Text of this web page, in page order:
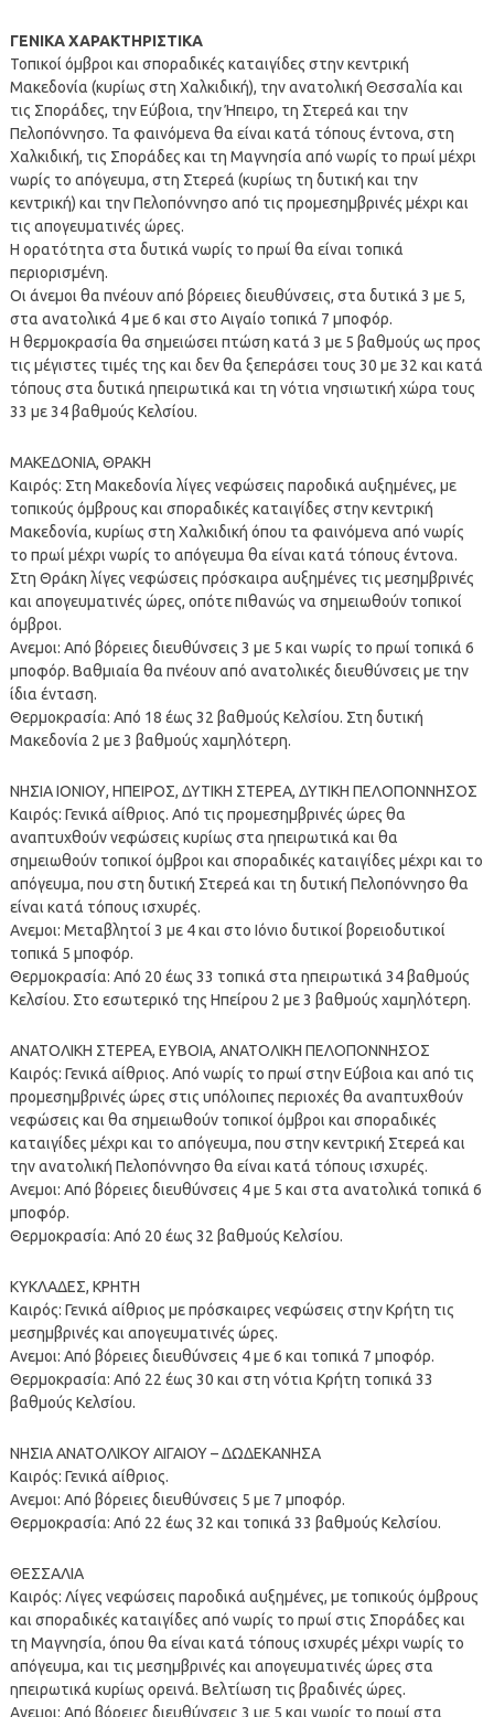
ΓΕΝΙΚΑ ΧΑΡΑΚΤΗΡΙΣΤΙΚΑ
Τοπικοί όμβροι και σποραδικές καταιγίδες στην κεντρική
Μακεδονία (κυρίως στη Χαλκιδική), την ανατολική Θεσσαλία και
τις Σποράδες, την Εύβοια, την Ήπειρο, τη Στερεά και την
Πελοπόννησο. Τα φαινόμενα θα είναι κατά τόπους έντονα, στη
Χαλκιδική, τις Σποράδες και τη Μαγνησία από νωρίς το πρωί μέχρι
νωρίς το απόγευμα, στη Στερεά (κυρίως τη δυτική και την
κεντρική) και την Πελοπόννησο από τις προμεσημβρινές μέχρι και
τις απογευματινές ώρες.
Η ορατότητα στα δυτικά νωρίς το πρωί θα είναι τοπικά
περιορισμένη.
Οι άνεμοι θα πνέουν από βόρειες διευθύνσεις, στα δυτικά 3 με 5,
στα ανατολικά 4 με 6 και στο Αιγαίο τοπικά 7 μποφόρ.
Η θερμοκρασία θα σημειώσει πτώση κατά 3 με 5 βαθμούς ως προς
τις μέγιστες τιμές της και δεν θα ξεπεράσει τους 30 με 32 και κατά
τόπους στα δυτικά ηπειρωτικά και τη νότια νησιωτική χώρα τους
33 με 34 βαθμούς Κελσίου.
ΜΑΚΕΔΟΝΙΑ, ΘΡΑΚΗ
Καιρός: Στη Μακεδονία λίγες νεφώσεις παροδικά αυξημένες, με
τοπικούς όμβρους και σποραδικές καταιγίδες στην κεντρική
Μακεδονία, κυρίως στη Χαλκιδική όπου τα φαινόμενα από νωρίς
το πρωί μέχρι νωρίς το απόγευμα θα είναι κατά τόπους έντονα.
Στη Θράκη λίγες νεφώσεις πρόσκαιρα αυξημένες τις μεσημβρινές
και απογευματινές ώρες, οπότε πιθανώς να σημειωθούν τοπικοί
όμβροι.
Ανεμοι: Από βόρειες διευθύνσεις 3 με 5 και νωρίς το πρωί τοπικά 6
μποφόρ. Βαθμιαία θα πνέουν από ανατολικές διευθύνσεις με την
ίδια ένταση.
Θερμοκρασία: Από 18 έως 32 βαθμούς Κελσίου. Στη δυτική
Μακεδονία 2 με 3 βαθμούς χαμηλότερη.
ΝΗΣΙΑ ΙΟΝΙΟΥ, ΗΠΕΙΡΟΣ, ΔΥΤΙΚΗ ΣΤΕΡΕΑ, ΔΥΤΙΚΗ ΠΕΛΟΠΟΝΝΗΣΟΣ
Καιρός: Γενικά αίθριος. Από τις προμεσημβρινές ώρες θα
αναπτυχθούν νεφώσεις κυρίως στα ηπειρωτικά και θα
σημειωθούν τοπικοί όμβροι και σποραδικές καταιγίδες μέχρι και το
απόγευμα, που στη δυτική Στερεά και τη δυτική Πελοπόννησο θα
είναι κατά τόπους ισχυρές.
Ανεμοι: Μεταβλητοί 3 με 4 και στο Ιόνιο δυτικοί βορειοδυτικοί
τοπικά 5 μποφόρ.
Θερμοκρασία: Από 20 έως 33 τοπικά στα ηπειρωτικά 34 βαθμούς
Κελσίου. Στο εσωτερικό της Ηπείρου 2 με 3 βαθμούς χαμηλότερη.
ΑΝΑΤΟΛΙΚΗ ΣΤΕΡΕΑ, ΕΥΒΟΙΑ, ΑΝΑΤΟΛΙΚΗ ΠΕΛΟΠΟΝΝΗΣΟΣ
Καιρός: Γενικά αίθριος. Από νωρίς το πρωί στην Εύβοια και από τις
προμεσημβρινές ώρες στις υπόλοιπες περιοχές θα αναπτυχθούν
νεφώσεις και θα σημειωθούν τοπικοί όμβροι και σποραδικές
καταιγίδες μέχρι και το απόγευμα, που στην κεντρική Στερεά και
την ανατολική Πελοπόννησο θα είναι κατά τόπους ισχυρές.
Ανεμοι: Από βόρειες διευθύνσεις 4 με 5 και στα ανατολικά τοπικά 6
μποφόρ.
Θερμοκρασία: Από 20 έως 32 βαθμούς Κελσίου.
ΚΥΚΛΑΔΕΣ, ΚΡΗΤΗ
Καιρός: Γενικά αίθριος με πρόσκαιρες νεφώσεις στην Κρήτη τις
μεσημβρινές και απογευματινές ώρες.
Ανεμοι: Από βόρειες διευθύνσεις 4 με 6 και τοπικά 7 μποφόρ.
Θερμοκρασία: Από 22 έως 30 και στη νότια Κρήτη τοπικά 33
βαθμούς Κελσίου.
ΝΗΣΙΑ ΑΝΑΤΟΛΙΚΟΥ ΑΙΓΑΙΟΥ – ΔΩΔΕΚΑΝΗΣΑ
Καιρός: Γενικά αίθριος.
Ανεμοι: Από βόρειες διευθύνσεις 5 με 7 μποφόρ.
Θερμοκρασία: Από 22 έως 32 και τοπικά 33 βαθμούς Κελσίου.
ΘΕΣΣΑΛΙΑ
Καιρός: Λίγες νεφώσεις παροδικά αυξημένες, με τοπικούς όμβρους
και σποραδικές καταιγίδες από νωρίς το πρωί στις Σποράδες και
τη Μαγνησία, όπου θα είναι κατά τόπους ισχυρές μέχρι νωρίς το
απόγευμα, και τις μεσημβρινές και απογευματινές ώρες στα
ηπειρωτικά κυρίως ορεινά. Βελτίωση τις βραδινές ώρες.
Ανεμοι: Από βόρειες διευθύνσεις 3 με 5 και νωρίς το πρωί στα